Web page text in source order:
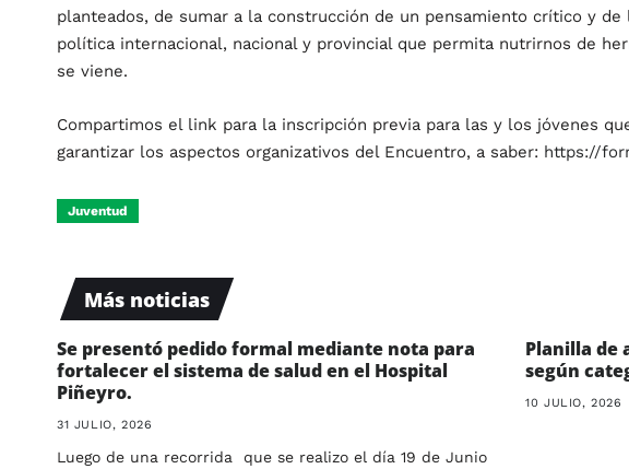
planteados, de sumar a la construcción de un pensamiento crítico y
política internacional, nacional y provincial que permita nutrirnos de
se viene.
Compartimos el link para la inscripción previa para las y los jóvenes
garantizar los aspectos organizativos del Encuentro, a saber: https://
Juventud
Más noticias
Se presentó pedido formal mediante nota para
fortalecer el sistema de salud en el Hospital
Piñeyro.
31 JULIO, 2026
Luego de una recorrida que se realizo el día 19 de Junio
Planilla de
según
10 JULIO, 2026